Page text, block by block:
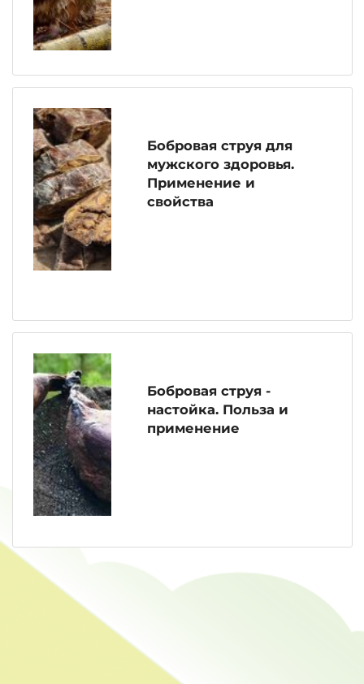
Бобровая струя для
мужского здоровья.
Применение и
свойства
Бобровая струя -
настойка. Польза и
применение